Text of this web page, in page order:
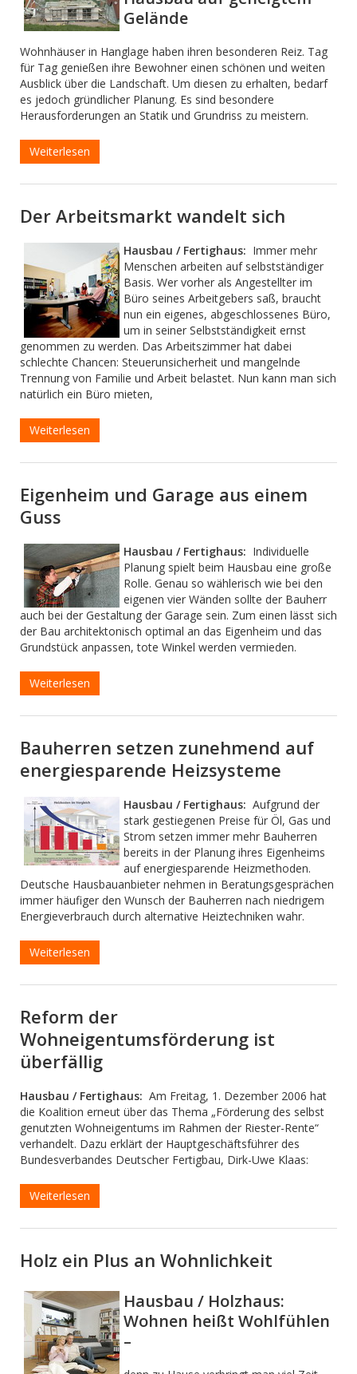
Gelände
Wohnhäuser in Hanglage haben ihren besonderen Reiz. Tag
für Tag genießen ihre Bewohner einen schönen und weiten
Ausblick über die Landschaft. Um diesen zu erhalten, bedarf
es jedoch gründlicher Planung. Es sind besondere
Herausforderungen an Statik und Grundriss zu meistern.
Weiterlesen
Der Arbeitsmarkt wandelt sich
Hausbau / Fertighaus: Immer mehr
Menschen arbeiten auf selbstständiger
Basis. Wer vorher als Angestellter im
Büro seines Arbeitgebers saß, braucht
nun ein eigenes, abgeschlossenes Büro,
um in seiner Selbstständigkeit ernst
genommen zu werden. Das Arbeitszimmer hat dabei
schlechte Chancen: Steuerunsicherheit und mangelnde
Trennung von Familie und Arbeit belastet. Nun kann man sich
natürlich ein Büro mieten,
Weiterlesen
Eigenheim und Garage aus einem
Guss
Hausbau / Fertighaus: Individuelle
Planung spielt beim Hausbau eine große
Rolle. Genau so wählerisch wie bei den
eigenen vier Wänden sollte der Bauherr
auch bei der Gestaltung der Garage sein. Zum einen lässt sich
der Bau architektonisch optimal an das Eigenheim und das
Grundstück anpassen, tote Winkel werden vermieden.
Weiterlesen
Bauherren setzen zunehmend auf
energiesparende Heizsysteme
Hausbau / Fertighaus: Aufgrund der
stark gestiegenen Preise für Öl, Gas und
Strom setzen immer mehr Bauherren
bereits in der Planung ihres Eigenheims
auf energiesparende Heizmethoden.
Deutsche Hausbauanbieter nehmen in Beratungsgesprächen
immer häufiger den Wunsch der Bauherren nach niedrigem
Energieverbrauch durch alternative Heiztechniken wahr.
Weiterlesen
Reform der
Wohneigentumsförderung ist
überfällig
Hausbau / Fertighaus: Am Freitag, 1. Dezember 2006 hat
die Koalition erneut über das Thema „Förderung des selbst
genutzten Wohneigentums im Rahmen der Riester-Rente“
verhandelt. Dazu erklärt der Hauptgeschäftsführer des
Bundesverbandes Deutscher Fertigbau, Dirk-Uwe Klaas:
Weiterlesen
Holz ein Plus an Wohnlichkeit
Hausbau / Holzhaus:
Wohnen heißt Wohlfühlen
–